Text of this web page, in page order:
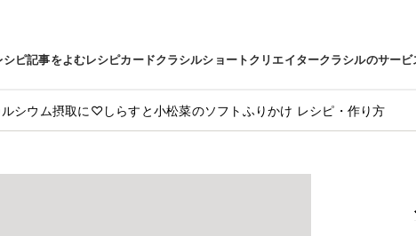
シピ記事をよむレシピカードクラシルショートクリエイタークラシルのサービ
ルシウム摂取に♡しらすと小松菜のソフトふりかけ レシピ・作り方